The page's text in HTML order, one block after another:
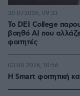
Το DEI College
βοηθό AI που
φοιτητές
30.07.2026, 09:33
Η Smart φοιτητική
03.08.2026, 10:56